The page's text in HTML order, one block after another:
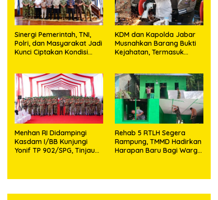
Sinergi Pemerintah, TNI,
Polri, dan Masyarakat Jadi
Kunci Ciptakan Kondisi
KDM dan Kapolda Jabar
Musnahkan Barang Bukti
Kejahatan, Termasuk
Menhan RI Didampingi
Kasdam I/BB Kunjungi
Yonif TP 902/SPG, Tinjau
Rehab 5 RTLH Segera
Rampung, TMMD Hadirkan
Harapan Baru Bagi Warga